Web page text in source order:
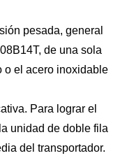
pesada, general
de una sola
o el acero inoxidable
Para lograr el
unidad de doble fila
del transportador.